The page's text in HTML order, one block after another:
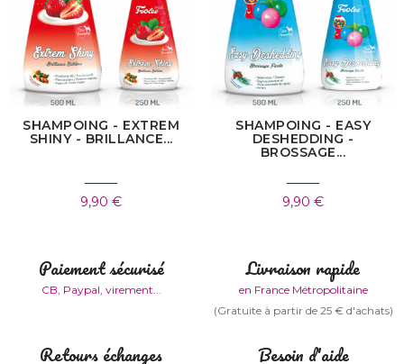
SHAMPOING - EXTREM
SHINY - BRILLANCE...
9,90 €
SHAMPOING - EASY
DESHEDDING -
BROSSAGE...
9,90 €
Paiement sécurisé
CB, Paypal, virement...
Livraison rapide
en France Métropolitaine
(Gratuite à partir de 25 € d'achats)
Retours échanges Besoin d'aide